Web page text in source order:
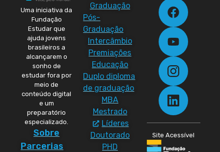
Uma iniciativa da
Fundação
Estudar que
ajuda jovens
brasileiros a
alcançarem o
sonho de
estudar fora por
meio de
conteúdo digital
e um
preparatório
especializado.
Sobre
Parcerias
Graduação
Pós-
Graduação
Intercâmbio
Premiações
Educação
Duplo diploma
de graduação
MBA
Mestrado
Líderes
Doutorado
PHD
Site Acessível